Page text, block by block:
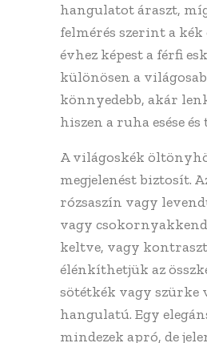
hangulatot áraszt,
felmérés szerint a
évhez képest a férfi
különösen a
könnyedebb, akár
hiszen a ruha esése
A világoskék
megjelenést biztosít.
rózsaszín vagy
vagy
keltve, vagy
élénkíthetjük az
sötétkék vagy szürke
hangulatú. Egy
mindezek apró, de